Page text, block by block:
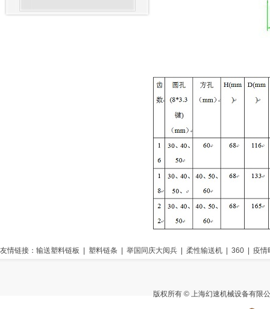
友情链接： 输送塑料链板 塑料链条 举国同庆大阅兵 柔性输送机 360 疫情
版权所有 © 上海幻速机械设备有限